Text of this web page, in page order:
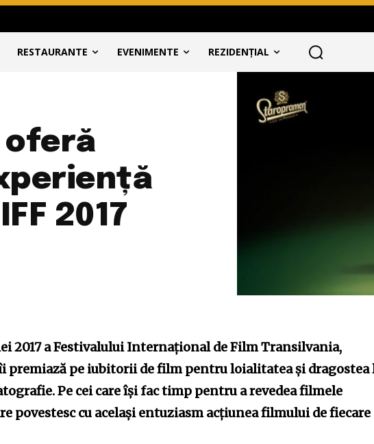
RESTAURANTE EVENIMENTE REZIDENȚIAL
oferă
2017
2017 a Festivalului Internațional de Film Transilvania,
premiază pe iubitorii de film pentru loialitatea și dragostea
Pe cei care își fac timp pentru a revedea filmele
povestesc cu același entuziasm acțiunea filmului de fiecare